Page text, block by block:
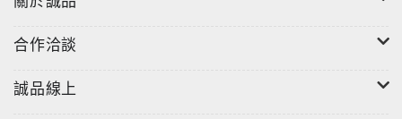
合作洽談
誠品線上